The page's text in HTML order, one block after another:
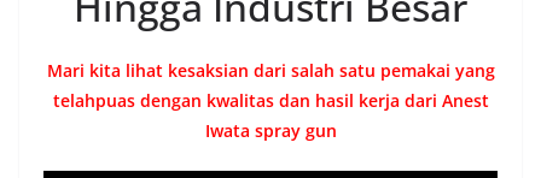
Mari kita lihat kesaksian dari salah satu pemakai yang
telahpuas dengan kwalitas dan hasil kerja dari Anest
Iwata spray gun